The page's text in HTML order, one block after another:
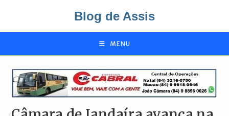
o
Blog de Assis
MENU